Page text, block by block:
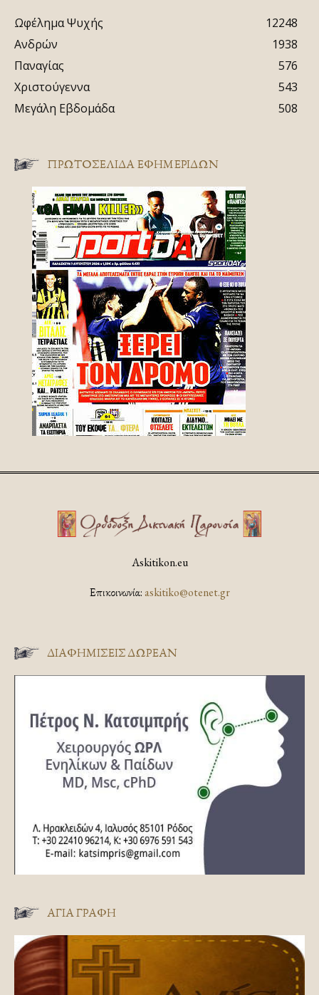
Ωφέλημα Ψυχής
12248
Ανδρών
1938
Παναγίας
576
Χριστούγεννα
543
Μεγάλη Εβδομάδα
508
ΠΡΩΤΟΣΈΛΙΔΑ ΕΦΗΜΕΡΊΔΩΝ
Askitikon.eu
Επικοινωνία:askitiko@otenet.gr
ΔΙΑΦΗΜΊΣΕΙΣ ΔΩΡΕΆΝ
ΑΓΊΑ ΓΡΑΦΉ